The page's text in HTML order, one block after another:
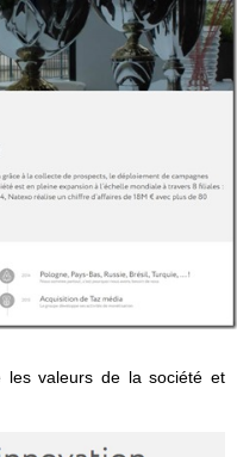
les valeurs de la société et